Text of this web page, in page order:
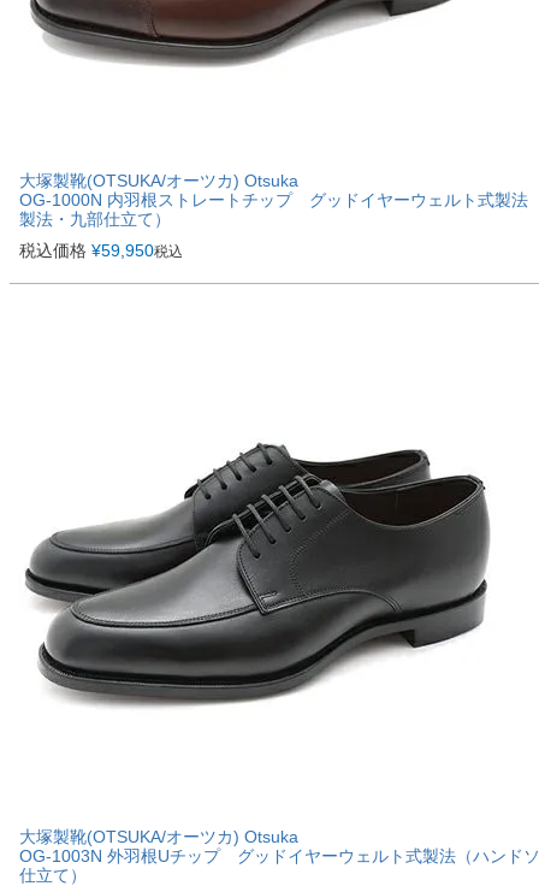
大塚製靴(OTSUKA/オーツカ) Otsuka
OG-1000N 内羽根ストレートチップ グッドイヤーウェルト式製法
製法・九部仕立て）
税込価格 ¥59,950税込
大塚製靴(OTSUKA/オーツカ) Otsuka
OG-1003N 外羽根Uチップ グッドイヤーウェルト式製法（ハンド
仕立て）